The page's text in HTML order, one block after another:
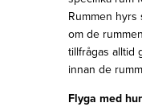
Rummen hyrs
om de
tillfrågas alltid
innan de
Flyga med